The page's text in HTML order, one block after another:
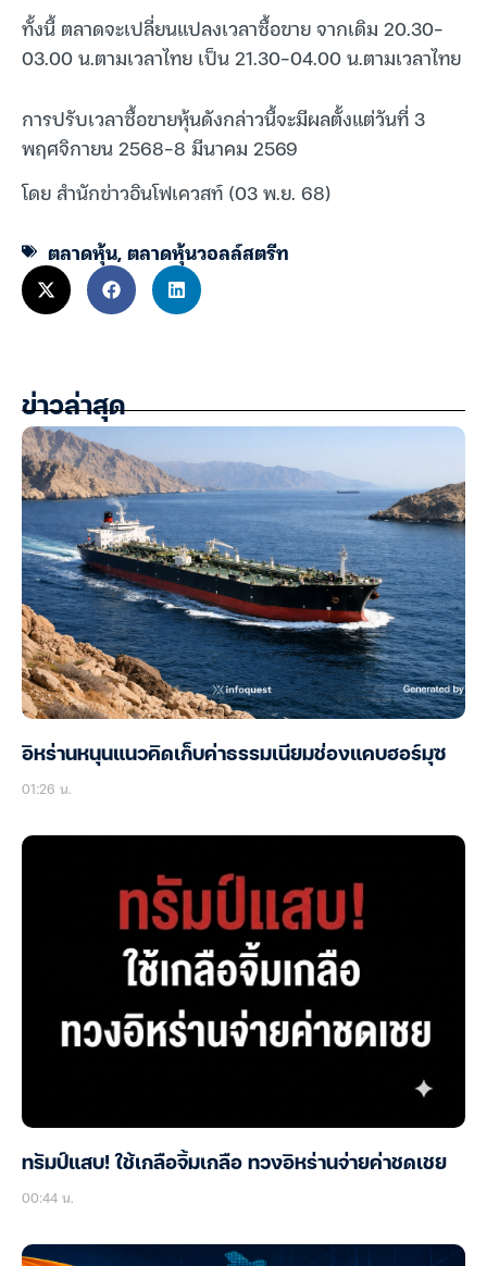
ทั้งนี้ ตลาดจะเปลี่ยนแปลงเวลาซื้อขาย จากเดิม 20.30-
03.00 น.ตามเวลาไทย เป็น 21.30-04.00 น.ตามเวลาไทย
การปรับเวลาซื้อขายหุ้นดังกล่าวนี้จะมีผลตั้งแต่วันที่ 3
พฤศจิกายน 2568-8 มีนาคม 2569
โดย สำนักข่าวอินโฟเควสท์ (03 พ.ย. 68)
ตลาดหุ้น,ตลาดหุ้นวอลล์สตรีท
ข่าวล่าสุด
อิหร่านหนุนแนวคิดเก็บค่าธรรมเนียมช่องแคบฮอร์มุซ
01:26 น.
ทรัมป์แสบ! ใช้เกลือจิ้มเกลือ ทวงอิหร่านจ่ายค่าชดเชย
00:44 น.